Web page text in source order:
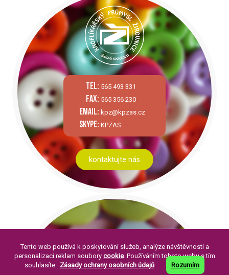
tel: 565 493 331
fax: 565 356 230
email: kpz@kpzas.cz
skype: KPZAS
kontaktujte nás
Tento web používá k poskytování služeb, analýze návštěvnosti a
personalizaci reklam soubory cookie. Používáním tohoto webu s tím
souhlasíte. Zásady ochrany osobních údajů Rozumím